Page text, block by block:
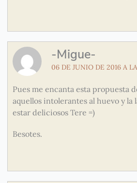
-Migue-
06 DE JUNIO DE 2016 A
Pues me encanta esta propuesta
aquellos intolerantes al huevo y la
estar deliciosos Tere =)
Besotes.